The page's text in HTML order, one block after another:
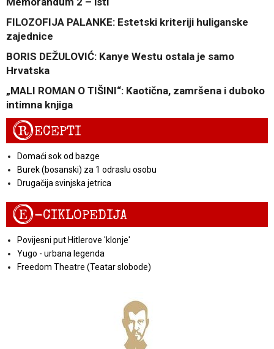
FILOZOFIJA PALANKE: Estetski kriteriji huliganske
zajednice
BORIS DEŽULOVIĆ: Kanye Westu ostala je samo
Hrvatska
„MALI ROMAN O TIŠINI“: Kaotična, zamršena i duboko
intimna knjiga
RECEPTI
Domaći sok od bazge
Burek (bosanski) za 1 odraslu osobu
Drugačija svinjska jetrica
E-CIKLOPEDIJA
Povijesni put Hitlerove 'klonje'
Yugo - urbana legenda
Freedom Theatre (Teatar slobode)